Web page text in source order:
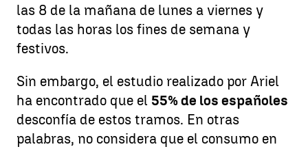
las 8 de la mañana de lunes a viernes y
todas las horas los fines de semana y
festivos.
Sin embargo, el estudio realizado por Ariel
ha encontrado que el 55% de los españoles
desconfía de estos tramos. En otras
palabras, no considera que el consumo en